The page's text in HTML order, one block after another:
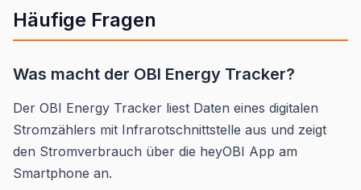
Häufige Fragen
Was macht der OBI Energy Tracker?
Der OBI Energy Tracker liest Daten eines digitalen
Stromzählers mit Infrarotschnittstelle aus und zeigt
den Stromverbrauch über die heyOBI App am
Smartphone an.